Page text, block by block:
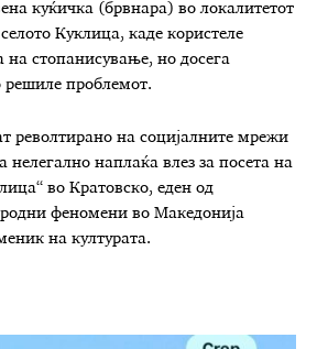
куќичка (брвнара) во локалитетот
Куклица, каде користеле
на стопанисување, но досега
решиле проблемот.
револтирано на социјалните мрежи
нелегално наплаќа влез за посета на
во Кратовско, еден од
феномени во Македонија
на културата.